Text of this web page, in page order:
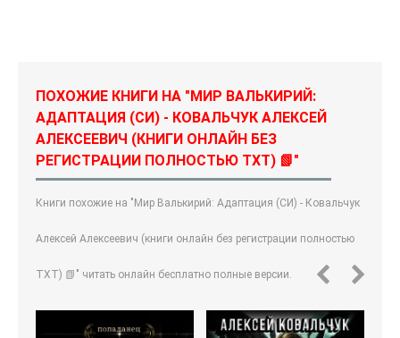
ПОХОЖИЕ КНИГИ НА "МИР ВАЛЬКИРИЙ:
АДАПТАЦИЯ (СИ) - КОВАЛЬЧУК АЛЕКСЕЙ
АЛЕКСЕЕВИЧ (КНИГИ ОНЛАЙН БЕЗ
РЕГИСТРАЦИИ ПОЛНОСТЬЮ TXT) 📗"
Книги похожие на "Мир Валькирий: Адаптация (СИ) - Ковальчук
Алексей Алексеевич (книги онлайн без регистрации полностью
TXT) 📗" читать онлайн бесплатно полные версии.